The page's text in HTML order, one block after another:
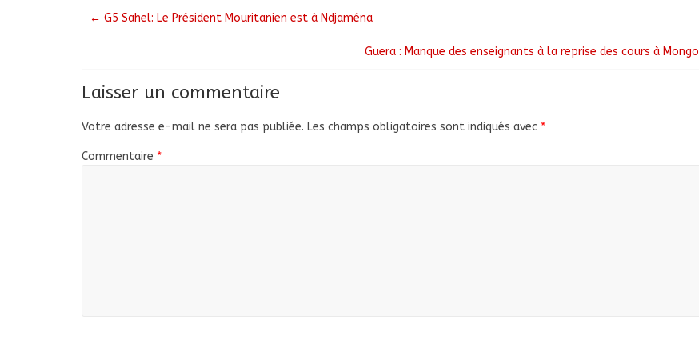
← G5 Sahel: Le Président Mouritanien est à Ndjaména
Guera : Manque des enseignants à la reprise des cours à Mongo
Laisser un commentaire
Votre adresse e-mail ne sera pas publiée. Les champs obligatoires sont indiqués avec *
Commentaire *